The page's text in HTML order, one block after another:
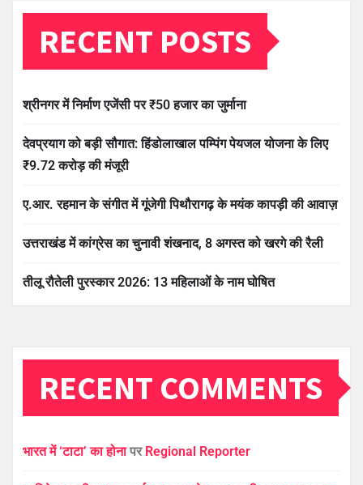
RECENT POSTS
श्रीनगर में निर्माण एजेंसी पर ₹50 हजार का जुर्माना
देवप्रयाग को बड़ी सौगात: हिंडोलाखाल पम्पिंग पेयजल योजना के लिए
₹9.72 करोड़ की मंजूरी
ए.आर. रहमान के संगीत में गूंजेगी पिथौरागढ़ के मयंक कापड़ी की आवाज़
उत्तराखंड में कांग्रेस का चुनावी शंखनाद, 8 अगस्त को खरगे की रैली
तीलू रौतेली पुरस्कार 2026: 13 महिलाओं के नाम घोषित
RECENT COMMENTS
भारत में ‘टाटा’ का होनापर Regional Reporter